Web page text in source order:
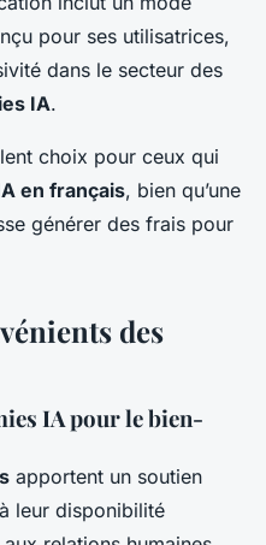
pour ses utilisatrices,
dans le secteur des
IA.
choix pour ceux qui
en français, bien qu’une
générer des frais pour
des
IA pour le bien-
apportent un soutien
leur disponibilité